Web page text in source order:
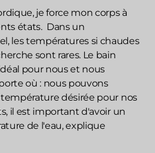
je force mon corps à
états. Dans un
les températures si chaudes
sont rares. Le bain
pour nous et nous
où : nous pouvons
désirée pour nos
il est important d'avoir un
de l'eau, explique